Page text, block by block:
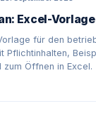
Excel-
für den
Pflichtinhalten,
zum Öffnen in Excel.